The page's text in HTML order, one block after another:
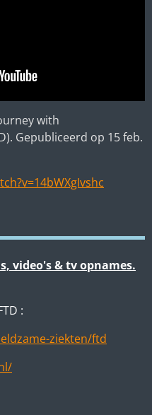
with
Gepubliceerd op 15 feb.
video's & tv opnames.
:
ziekten/ftd